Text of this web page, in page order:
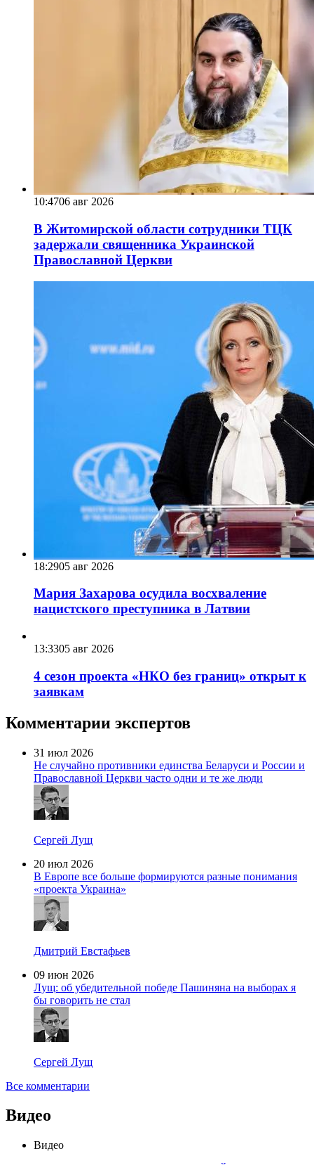
10:4706 авг 2026
В Житомирской области сотрудники ТЦК
задержали священника Украинской
Православной Церкви
18:2905 авг 2026
Мария Захарова осудила восхваление
нацистского преступника в Латвии
13:3305 авг 2026
4 сезон проекта «НКО без границ» открыт к
заявкам
Комментарии экспертов
31 июл 2026
Не случайно противники единства Беларуси и России и
Православной Церкви часто одни и те же люди
Сергей Лущ
20 июл 2026
В Европе все больше формируются разные понимания
«проекта Украина»
Дмитрий Евстафьев
09 июн 2026
Лущ: об убедительной победе Пашиняна на выборах я
бы говорить не стал
Сергей Лущ
Все комментарии
Видео
Видео